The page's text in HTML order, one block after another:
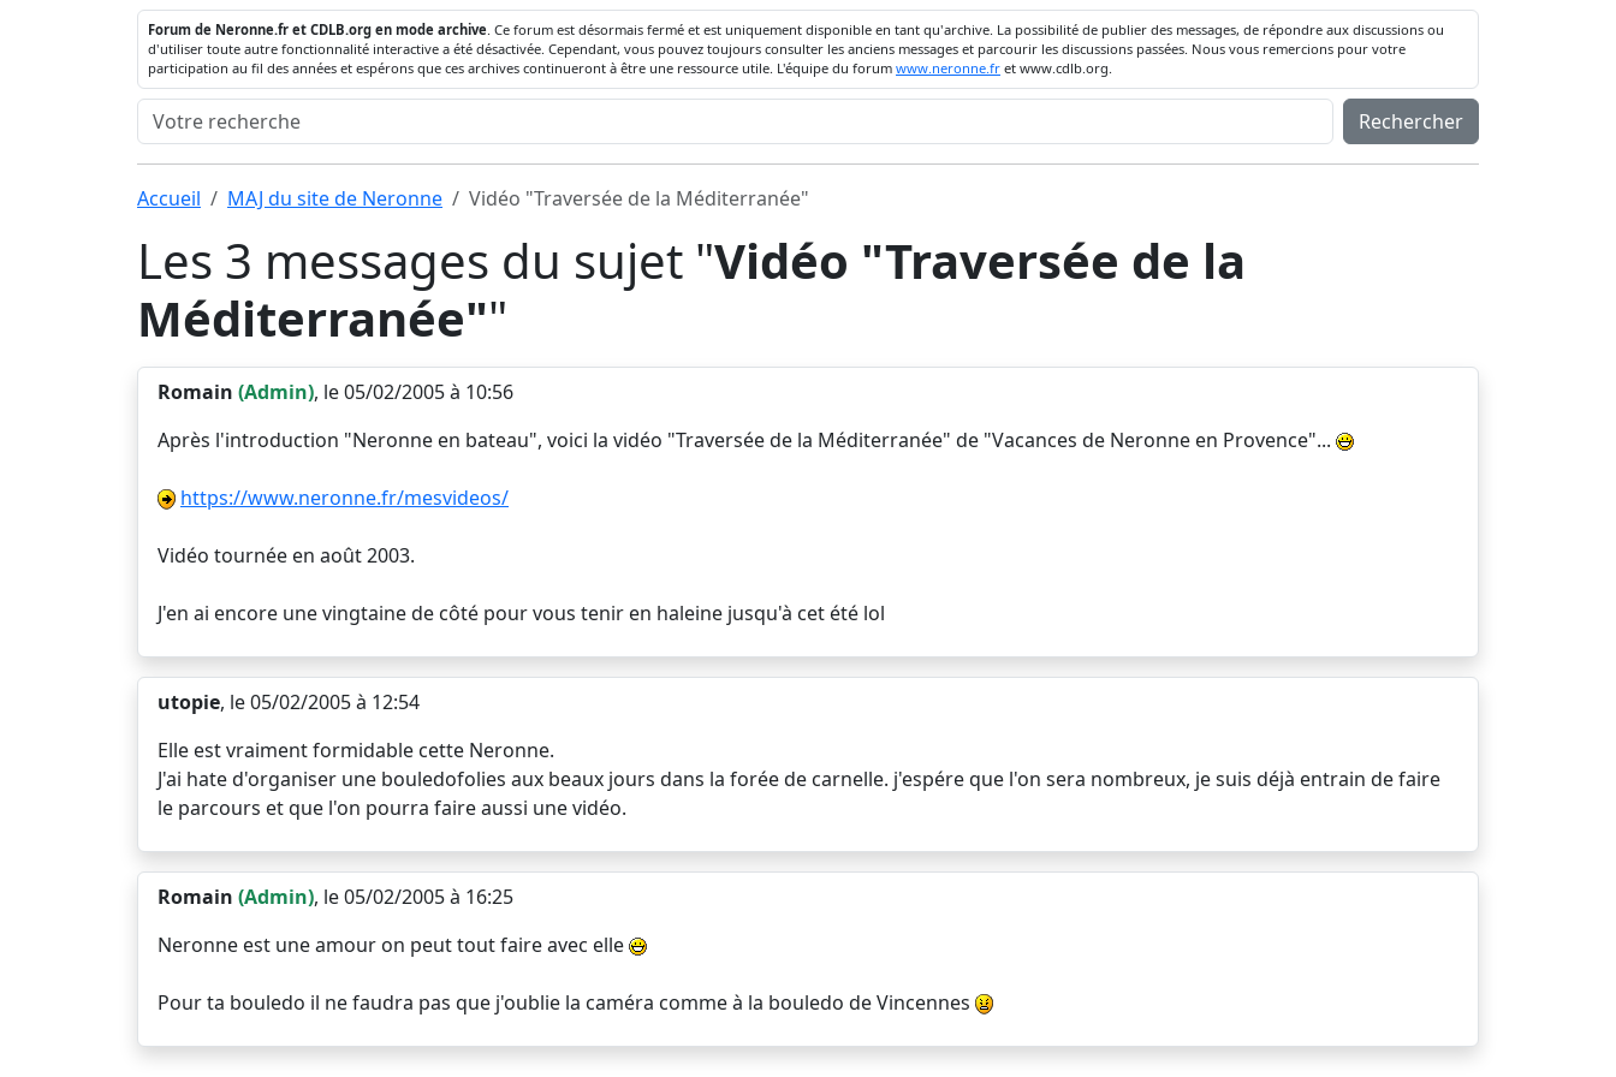
Forum de Neronne.fr et CDLB.org en mode archive. Ce forum est désormais fermé et est uniquement disponible en tant qu'archive. La possibilité de publier des messages, de répondre aux discussions ou
d'utiliser toute autre fonctionnalité interactive a été désactivée. Cependant, vous pouvez toujours consulter les anciens messages et parcourir les discussions passées. Nous vous remercions pour votre
participation au fil des années et espérons que ces archives continueront à être une ressource utile. L'équipe du forum www.neronne.fr et www.cdlb.org.
Rechercher
Accueil MAJ du site de Neronne Vidéo "Traversée de la Méditerranée"
Les 3 messages du sujet "Vidéo "Traversée de la
Méditerranée""
Romain (Admin), le 05/02/2005 à 10:56
Après l'introduction "Neronne en bateau", voici la vidéo "Traversée de la Méditerranée" de "Vacances de Neronne en Provence"...
https://www.neronne.fr/mesvideos/
Vidéo tournée en août 2003.
J'en ai encore une vingtaine de côté pour vous tenir en haleine jusqu'à cet été lol
utopie, le 05/02/2005 à 12:54
Elle est vraiment formidable cette Neronne.
J'ai hate d'organiser une bouledofolies aux beaux jours dans la forée de carnelle. j'espére que l'on sera nombreux, je suis déjà entrain de faire
le parcours et que l'on pourra faire aussi une vidéo.
Romain (Admin), le 05/02/2005 à 16:25
Neronne est une amour on peut tout faire avec elle
Pour ta bouledo il ne faudra pas que j'oublie la caméra comme à la bouledo de Vincennes